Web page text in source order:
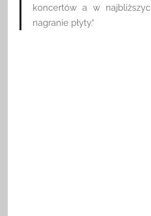
koncertów a w
nagranie płyty.”